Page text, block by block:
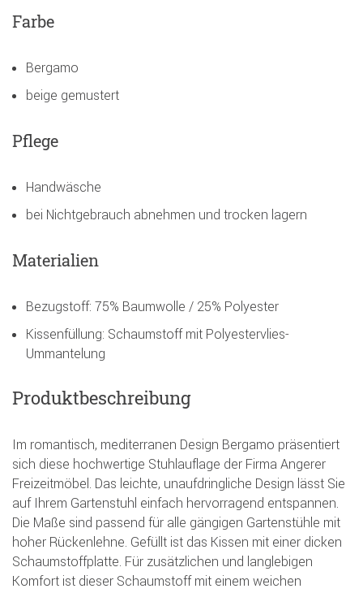
Farbe
Bergamo
beige gemustert
Pflege
Handwäsche
bei Nichtgebrauch abnehmen und trocken lagern
Materialien
Bezugstoff: 75% Baumwolle / 25% Polyester
Kissenfüllung: Schaumstoff mit Polyestervlies-
Ummantelung
Produktbeschreibung
Im romantisch, mediterranen Design Bergamo präsentiert
sich diese hochwertige Stuhlauflage der Firma Angerer
Freizeitmöbel. Das leichte, unaufdringliche Design lässt Sie
auf Ihrem Gartenstuhl einfach hervorragend entspannen.
Die Maße sind passend für alle gängigen Gartenstühle mit
hoher Rückenlehne. Gefüllt ist das Kissen mit einer dicken
Schaumstoffplatte. Für zusätzlichen und langlebigen
Komfort ist dieser Schaumstoff mit einem weichen